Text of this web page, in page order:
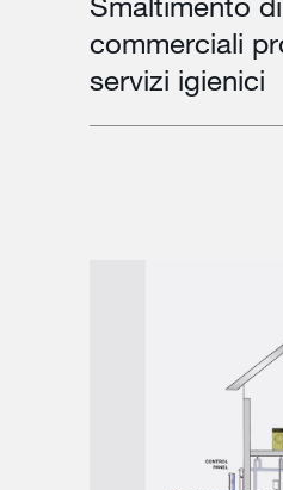
commerciali
servizi igienici